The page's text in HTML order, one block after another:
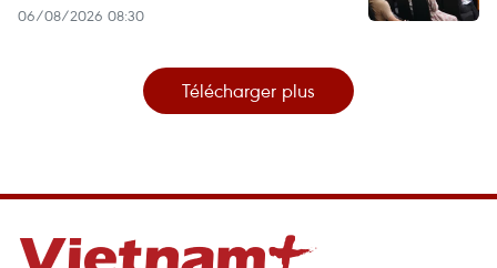
06/08/2026 08:30
Télécharger plus